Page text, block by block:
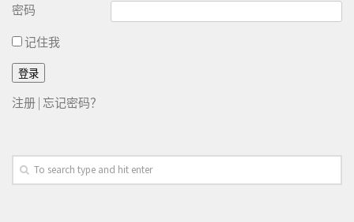
密码
记住我
注册 | 忘记密码？